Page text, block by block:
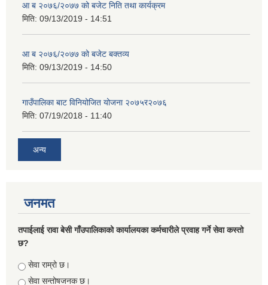
आ ब २०७६/२०७७ को बजेट निति तथा कार्यक्रम
मिति: 09/13/2019 - 14:51
आ ब २०७६/२०७७ को बजेट बक्तव्य
मिति: 09/13/2019 - 14:50
गाउँपालिका बाट विनियोजित योजना २०७५र२०७६
मिति: 07/19/2018 - 11:40
अन्य
जनमत
तपाईलाई रावा बेसी गाँउपालिकाको कार्यालयका कर्मचारीले प्रवाह गर्ने सेवा कस्तो
छ?
Choices
सेवा राम्रो छ।
सेवा सन्तोषजनक छ।